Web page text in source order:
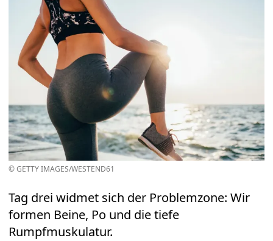
© GETTY IMAGES/WESTEND61
Tag drei widmet sich der Problemzone: Wir
formen Beine, Po und die tiefe
Rumpfmuskulatur.